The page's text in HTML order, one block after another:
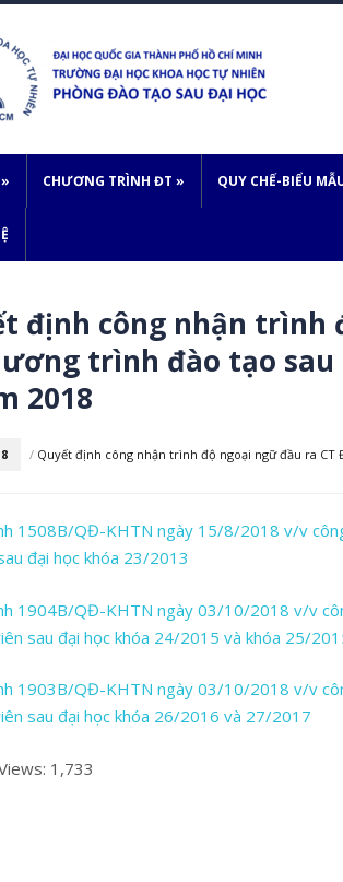
» CHƯƠNG TRÌNH ĐT » QUY CHẾ-BIỂU
định công nhận trình
trình đào tạo
2018
/ Quyết định công nhận trình độ ngoại ngữ đầu ra CT
1508B/QĐ-KHTN ngày 15/8/2018 v/v
đại học khóa 23/2013
1904B/QĐ-KHTN ngày 03/10/2018 v/v
sau đại học khóa 24/2015 và khóa 25/
1903B/QĐ-KHTN ngày 03/10/2018 v/v
sau đại học khóa 26/2016 và 27/2017
1,733